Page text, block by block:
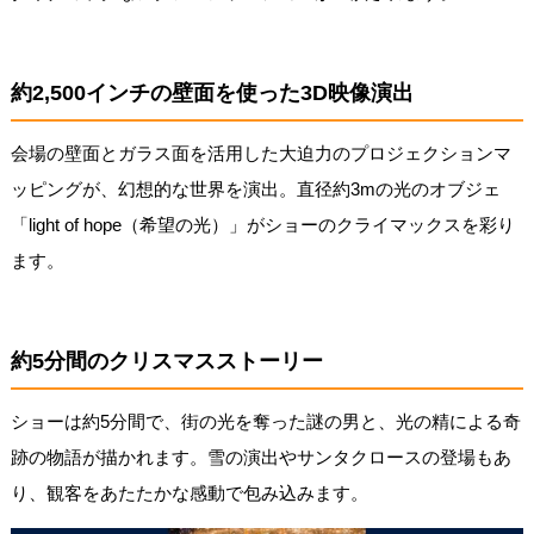
約2,500インチの壁面を使った3D映像演出
会場の壁面とガラス面を活用した大迫力のプロジェクションマ
ッピングが、幻想的な世界を演出。直径約3mの光のオブジェ
「light of hope（希望の光）」がショーのクライマックスを彩り
ます。
約5分間のクリスマスストーリー
ショーは約5分間で、街の光を奪った謎の男と、光の精による奇
跡の物語が描かれます。雪の演出やサンタクロースの登場もあ
り、観客をあたたかな感動で包み込みます。